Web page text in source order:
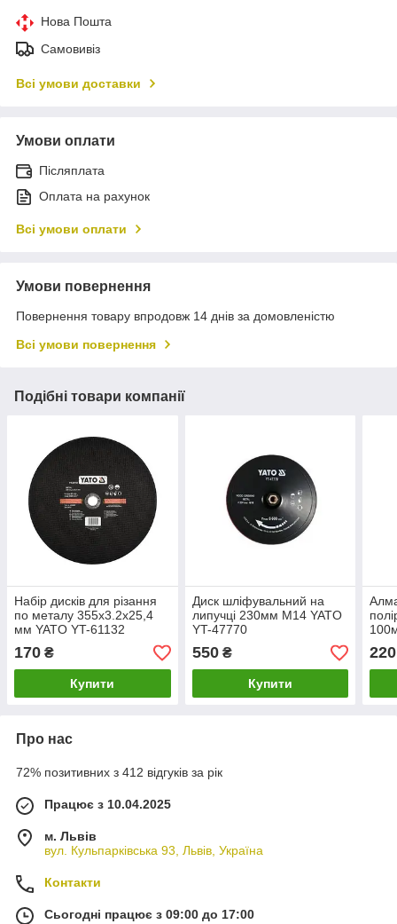
Нова Пошта
Самовивіз
Всі умови доставки
Умови оплати
Післяплата
Оплата на рахунок
Всі умови оплати
Умови повернення
Повернення товару впродовж 14 днів за домовленістю
Всі умови повернення
Подібні товари компанії
Набір дисків для різання
по металу 355х3.2х25,4
мм YATO YT-61132
170 ₴
Купити
Диск шліфувальний на
липучці 230мм M14 YATO
YT-47770
550₴
Купити
220
Про нас
72% позитивних з 412 відгуків за рік
Працює з 10.04.2025
м. Львів
вул. Кульпарківська 93, Львів, Україна
Контакти
Сьогодні працює з 09:00 до 17:00